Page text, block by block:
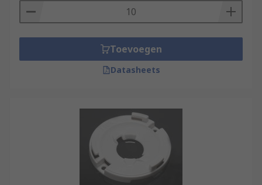
Toevoegen
Datasheets